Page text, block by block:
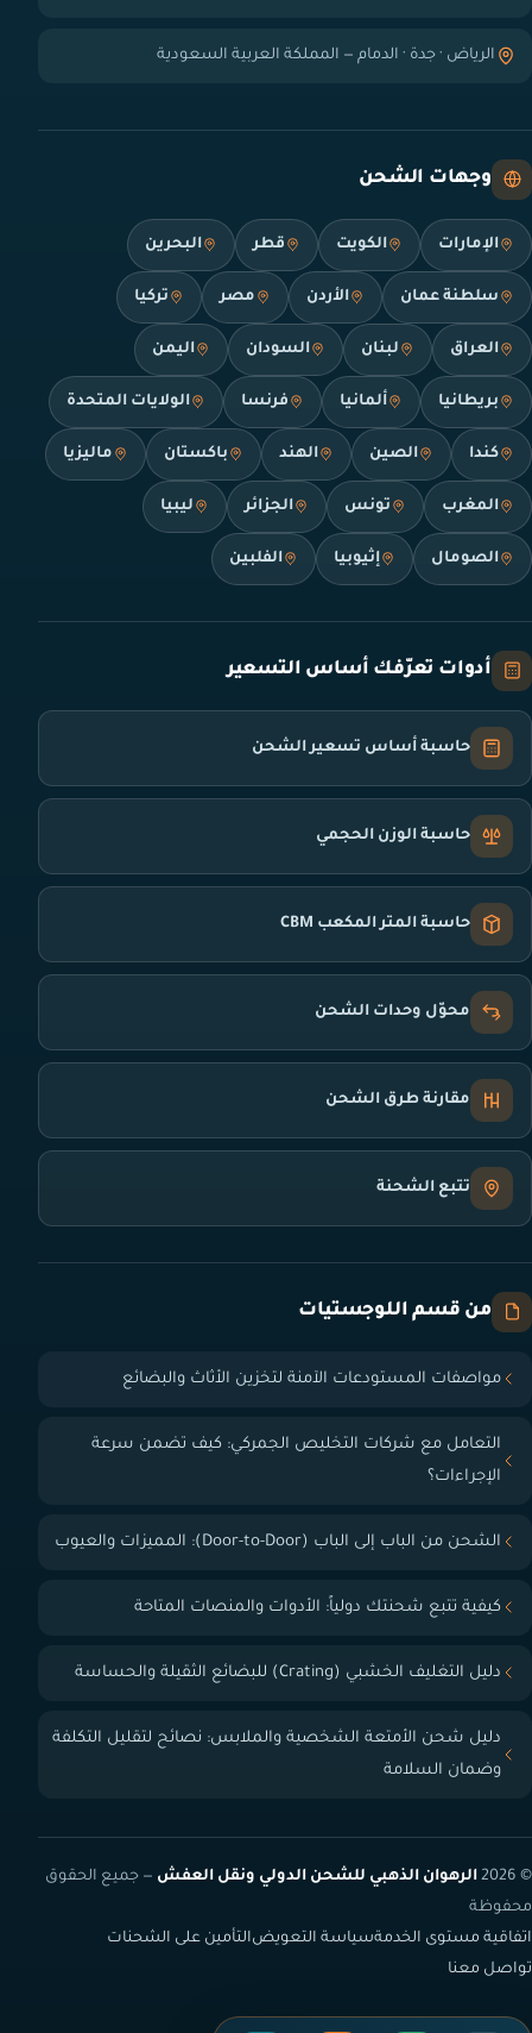
الرياض · جدة · الدمام — المملكة العربية السعودية
وجهات الشحن
الإمارات الكويت قطر البحرين
سلطنة عمان الأردن مصر تركيا
العراق لبنان السودان اليمن
بريطانيا ألمانيا فرنسا الولايات المتحدة
كندا الصين الهند باكستان ماليزيا
المغرب تونس الجزائر ليبيا
الصومال إثيوبيا الفلبين
أدوات تعرّفك أساس التسعير
حاسبة أساس تسعير الشحن
حاسبة الوزن الحجمي
حاسبة المتر المكعب CBM
محوّل وحدات الشحن
مقارنة طرق الشحن
تتبع الشحنة
من قسم اللوجستيات
مواصفات المستودعات الآمنة لتخزين الأثاث والبضائع
التعامل مع شركات التخليص الجمركي: كيف تضمن سرعة
الإجراءات؟
الشحن من الباب إلى الباب (Door-to-Door): المميزات والعيوب
كيفية تتبع شحنتك دولياً: الأدوات والمنصات المتاحة
دليل التغليف الخشبي (Crating) للبضائع الثقيلة والحساسة
دليل شحن الأمتعة الشخصية والملابس: نصائح لتقليل التكلفة
وضمان السلامة
© 2026 الرهوان الذهبي للشحن الدولي ونقل العفش — جميع الحقوق
محفوظة
اتفاقية مستوى الخدمةسياسة التعويضالتأمين على الشحنات
تواصل معنا